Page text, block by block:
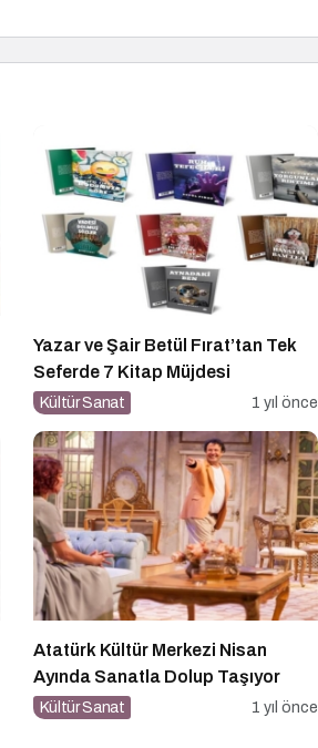
Yazar ve Şair Betül Fırat’tan Tek
Seferde 7 Kitap Müjdesi
Kültür Sanat 1 yıl önce
Atatürk Kültür Merkezi Nisan
Ayında Sanatla Dolup Taşıyor
Kültür Sanat 1 yıl önce